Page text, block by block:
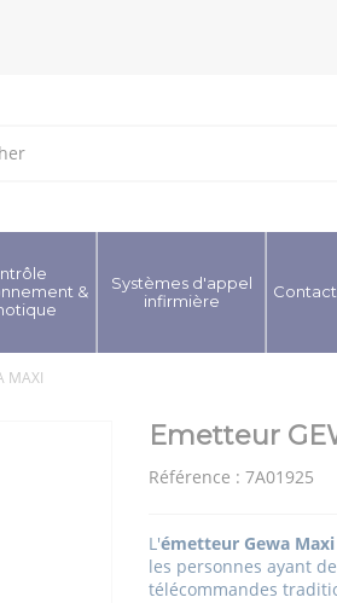
&
Systèmes d'appel
infirmière
MAXI
Emetteur
Référence : 7A01925
L'émetteur Gewa Maxi
les personnes ayant
télécommandes